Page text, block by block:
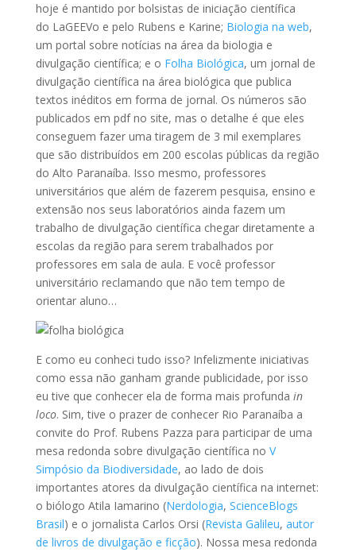
hoje é mantido por bolsistas de iniciação científica
do LaGEEVo e pelo Rubens e Karine; Biologia na web,
um portal sobre notícias na área da biologia e
divulgação científica; e o Folha Biológica, um jornal de
divulgação científica na área biológica que publica
textos inéditos em forma de jornal. Os números são
publicados em pdf no site, mas o detalhe é que eles
conseguem fazer uma tiragem de 3 mil exemplares
que são distribuídos em 200 escolas públicas da região
do Alto Paranaíba. Isso mesmo, professores
universitários que além de fazerem pesquisa, ensino e
extensão nos seus laboratórios ainda fazem um
trabalho de divulgação científica chegar diretamente a
escolas da região para serem trabalhados por
professores em sala de aula. E você professor
universitário reclamando que não tem tempo de
orientar aluno…
E como eu conheci tudo isso? Infelizmente iniciativas
como essa não ganham grande publicidade, por isso
eu tive que conhecer ela de forma mais profunda in
loco. Sim, tive o prazer de conhecer Rio Paranaíba a
convite do Prof. Rubens Pazza para participar de uma
mesa redonda sobre divulgação científica no V
Simpósio da Biodiversidade, ao lado de dois
importantes atores da divulgação científica na internet:
o biólogo Atila Iamarino (Nerdologia, ScienceBlogs
Brasil) e o jornalista Carlos Orsi (Revista Galileu, autor
de livros de divulgação e ficção). Nossa mesa redonda